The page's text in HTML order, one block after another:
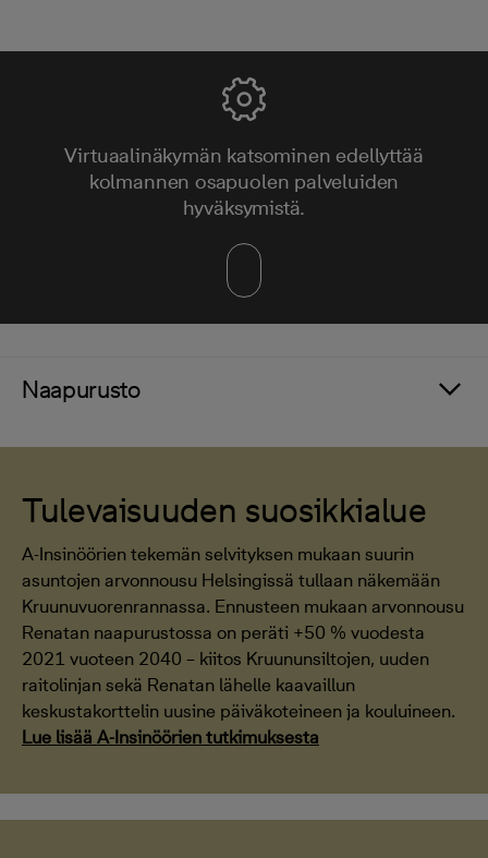
Virtuaalinäkymän katsominen edellyttää
kolmannen osapuolen palveluiden
hyväksymistä.
Naapurusto
Tulevaisuuden suosikkialue
A-Insinöörien tekemän selvityksen mukaan suurin
asuntojen arvonnousu Helsingissä tullaan näkemään
Kruunuvuorenrannassa. Ennusteen mukaan arvonnousu
Renatan naapurustossa on peräti +50 % vuodesta
2021 vuoteen 2040 – kiitos Kruununsiltojen, uuden
raitolinjan sekä Renatan lähelle kaavaillun
keskustakorttelin uusine päiväkoteineen ja kouluineen.
Lue lisää A-Insinöörien tutkimuksesta